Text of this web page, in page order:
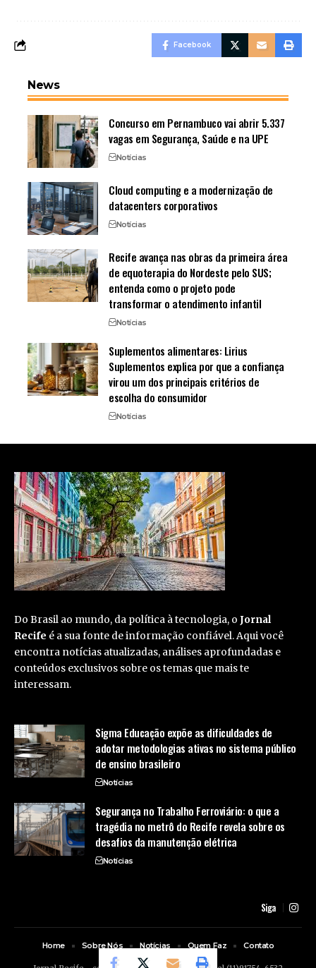
Facebook
News
Concurso em Pernambuco vai abrir 5.337
vagas em Segurança, Saúde e na UPE
Notícias
Cloud computing e a modernização de
datacenters corporativos
Notícias
Recife avança nas obras da primeira área
de equoterapia do Nordeste pelo SUS;
entenda como o projeto pode
transformar o atendimento infantil
Notícias
Suplementos alimentares: Lirius
Suplementos explica por que a confiança
virou um dos principais critérios de
escolha do consumidor
Notícias
Do Brasil ao mundo, da política à tecnologia, o Jornal
Recife é a sua fonte de informação confiável. Aqui você
encontra notícias atualizadas, análises aprofundadas e
conteúdos exclusivos sobre os temas que mais te
interessam.
Sigma Educação expõe as dificuldades de
adotar metodologias ativas no sistema público
de ensino brasileiro
Notícias
Segurança no Trabalho Ferroviário: o que a
tragédia no metrô do Recife revela sobre os
desafios da manutenção elétrica
Notícias
Siga
Home Sobre Nós Notícias Quem Faz Contato